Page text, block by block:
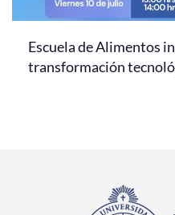
Escuela de Alimentos
transformación